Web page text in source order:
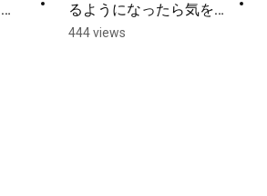
るようになったら気を
付けたいこと〔親子の
444 views